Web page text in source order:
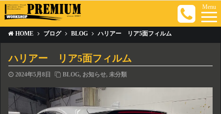
Menu
HOME ブログ BLOG ハリアー リア5面フィルム
ハリアー リア5面フィルム
2024年5月8日 BLOG, お知らせ, 未分類